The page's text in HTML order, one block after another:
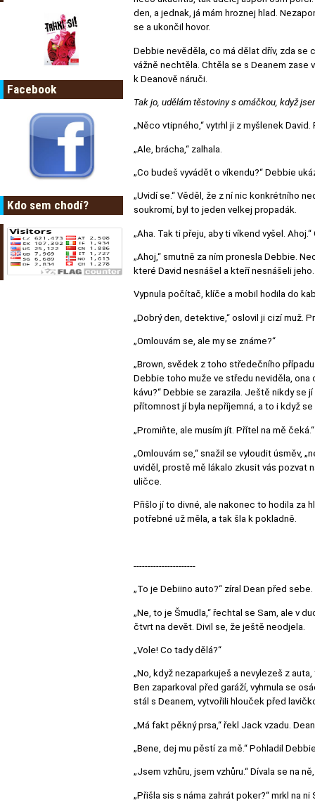
Facebook
Kdo sem chodí?
den, a jednak, já mám hroznej hlad.
se a ukončil hovor.
Debbie nevěděla, co má dělat dřív, zda se
vážně nechtěla. Chtěla se s Deanem zase
k Deanově náruči.
Tak jo, udělám těstoviny s omáčkou, když
„Něco vtipného,“ vytrhl ji z myšlenek David.
„Ale, brácha,“ zalhala.
„Co budeš vyvádět o víkendu?“ Debbie
„Uvidí se.“ Věděl, že z ní nic konkrétního
soukromí, byl to jeden velkej propadák.
„Aha. Tak ti přeju, aby ti víkend vyšel.
„Ahoj,“ smutně za ním pronesla Debbie.
které David nesnášel a kteří nesnášeli
Vypnula počítač, klíče a mobil hodila do
„Dobrý den, detektive,“ oslovil ji cizí muž.
„Omlouvám se, ale my se známe?“
„Brown, svědek z toho středečního
Debbie toho muže ve středu neviděla, ona
kávu?“ Debbie se zarazila. Ještě nikdy se
přítomnost jí byla nepříjemná, a to i když se
„Promiňte, ale musím jít. Přítel na mě
„Omlouvám se,“ snažil se vyloudit úsměv,
uviděl, prostě mě lákalo zkusit vás pozvat
uličce.
Přišlo jí to divné, ale nakonec to hodila za
potřebné už měla, a tak šla k pokladně.
----------------------
„To je Debiino auto?“ zíral Dean před sebe.
„Ne, to je Šmudla,“ řechtal se Sam, ale v
čtvrt na devět. Divil se, že ještě neodjela.
„Vole! Co tady dělá?“
„No, když nezaparkuješ a nevylezeš z
Ben zaparkoval před garáží, vyhrnula se
stál s Deanem, vytvořili hlouček před
„Má fakt pěkný prsa,“ řekl Jack vzadu.
„Bene, dej mu pěstí za mě.“ Pohladil
„Jsem vzhůru, jsem vzhůru.“ Dívala se na
„Přišla sis s náma zahrát poker?“ mrkl na ni